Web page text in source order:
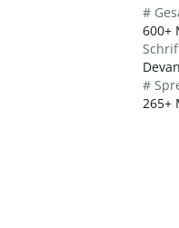
#
600+
#
265+